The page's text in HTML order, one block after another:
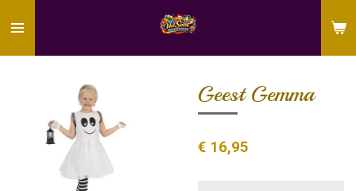
direct
Geest Gemma
€ 16,95